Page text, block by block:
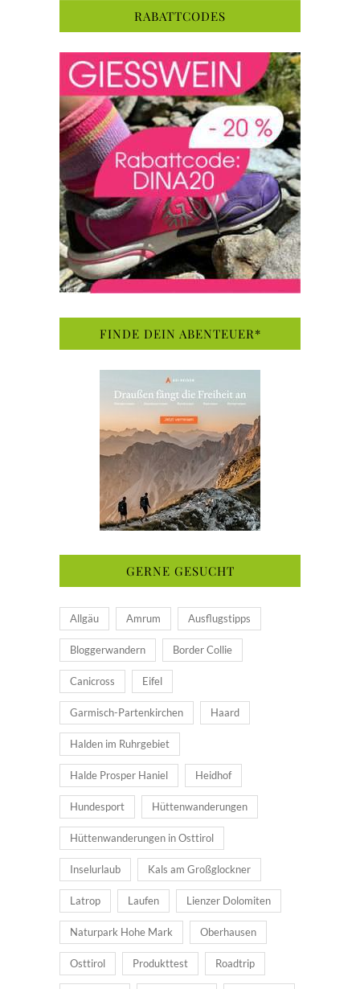
RABATTCODES
FINDE DEIN ABENTEUER*
GERNE GESUCHT
Allgäu Amrum Ausflugstipps
Bloggerwandern Border Collie
Canicross Eifel
Garmisch-Partenkirchen Haard
Halden im Ruhrgebiet
Halde Prosper Haniel Heidhof
Hundesport Hüttenwanderungen
Hüttenwanderungen in Osttirol
Inselurlaub Kals am Großglockner
Latrop Laufen Lienzer Dolomiten
Naturpark Hohe Mark Oberhausen
Osttirol Produkttest Roadtrip